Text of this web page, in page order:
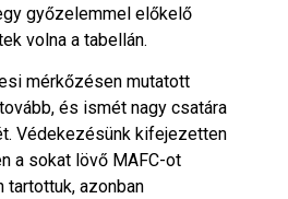
győzelemmel előkelő
volna a tabellán.
mérkőzésen mutatott
és ismét nagy csatára
Védekezésünk kifejezetten
a sokat lövő MAFC-ot
azonban